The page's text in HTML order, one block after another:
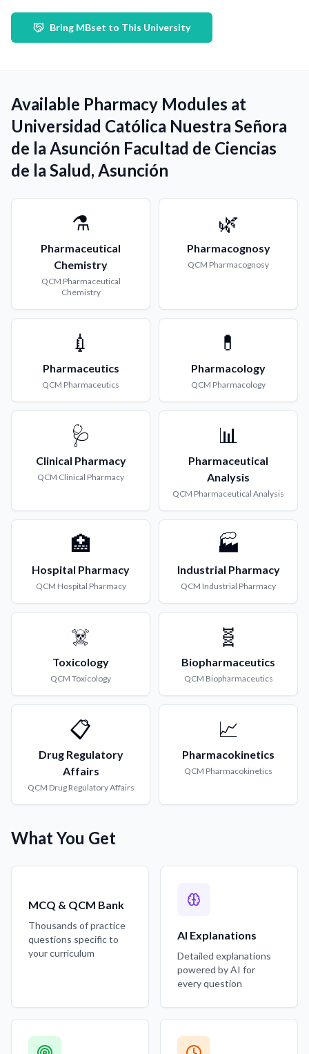
Bring MBset to This University
Available Pharmacy Modules at
Universidad Católica Nuestra Señora
de la Asunción Facultad de Ciencias
de la Salud, Asunción
⚗️
Pharmaceutical
Chemistry
QCM Pharmaceutical
Chemistry
🌿
Pharmacognosy
QCM Pharmacognosy
💉
Pharmaceutics
QCM Pharmaceutics
💊
Pharmacology
QCM Pharmacology
🩺
Clinical Pharmacy
QCM Clinical Pharmacy
📊
Pharmaceutical
Analysis
QCM Pharmaceutical Analysis
🏥
Hospital Pharmacy
QCM Hospital Pharmacy
🏭
Industrial Pharmacy
QCM Industrial Pharmacy
☠️
Toxicology
QCM Toxicology
🧬
Biopharmaceutics
QCM Biopharmaceutics
📋
Drug Regulatory
Affairs
QCM Drug Regulatory Affairs
📈
Pharmacokinetics
QCM Pharmacokinetics
What You Get
MCQ & QCM Bank
Thousands of practice
questions specific to
your curriculum
AI Explanations
Detailed explanations
powered by AI for
every question